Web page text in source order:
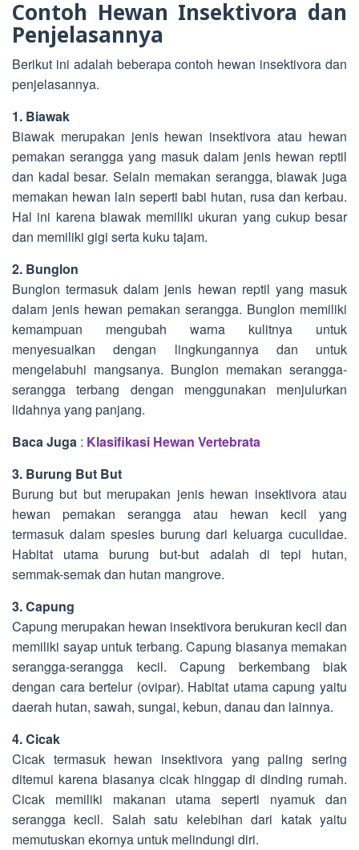
Contoh Hewan Insektivora dan
Penjelasannya
Berikut ini adalah beberapa contoh hewan insektivora dan
penjelasannya.
1. Biawak
Biawak merupakan jenis hewan insektivora atau hewan
pemakan serangga yang masuk dalam jenis hewan reptil
dan kadal besar. Selain memakan serangga, biawak juga
memakan hewan lain seperti babi hutan, rusa dan kerbau.
Hal ini karena biawak memiliki ukuran yang cukup besar
dan memiliki gigi serta kuku tajam.
2. Bunglon
Bunglon termasuk dalam jenis hewan reptil yang masuk
dalam jenis hewan pemakan serangga. Bunglon memiliki
kemampuan mengubah warna kulitnya untuk
menyesuaikan dengan lingkungannya dan untuk
mengelabuhi mangsanya. Bunglon memakan serangga-
serangga terbang dengan menggunakan menjulurkan
lidahnya yang panjang.
Baca Juga : Klasifikasi Hewan Vertebrata
3. Burung But But
Burung but but merupakan jenis hewan insektivora atau
hewan pemakan serangga atau hewan kecil yang
termasuk dalam spesies burung dari keluarga cuculidae.
Habitat utama burung but-but adalah di tepi hutan,
semmak-semak dan hutan mangrove.
3. Capung
Capung merupakan hewan insektivora berukuran kecil dan
memiliki sayap untuk terbang. Capung biasanya memakan
serangga-serangga kecil. Capung berkembang biak
dengan cara bertelur (ovipar). Habitat utama capung yaitu
daerah hutan, sawah, sungai, kebun, danau dan lainnya.
4. Cicak
Cicak termasuk hewan insektivora yang paling sering
ditemui karena biasanya cicak hinggap di dinding rumah.
Cicak memiliki makanan utama seperti nyamuk dan
serangga kecil. Salah satu kelebihan dari katak yaitu
memutuskan ekornya untuk melindungi diri.